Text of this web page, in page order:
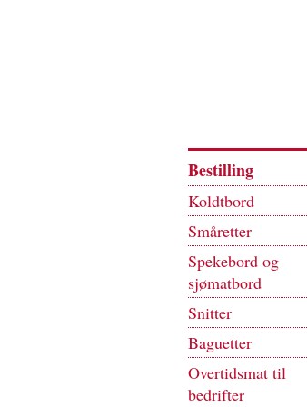
Bestilling
Koldtbord
Småretter
Spekebord og
sjømatbord
Snitter
Baguetter
Overtidsmat til
bedrifter